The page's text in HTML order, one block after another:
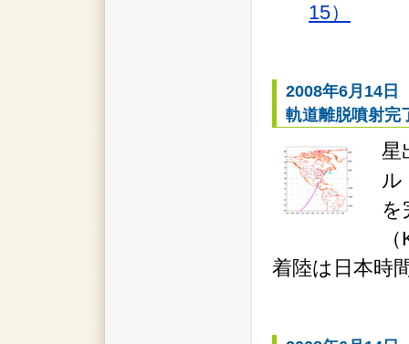
15）
2008年6月14日
軌道離脱噴射完
星
ル
を
着陸は日本時